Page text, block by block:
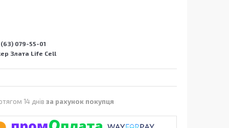
079-55-01
Злата Life Cell
14 днів за рахунок покупця